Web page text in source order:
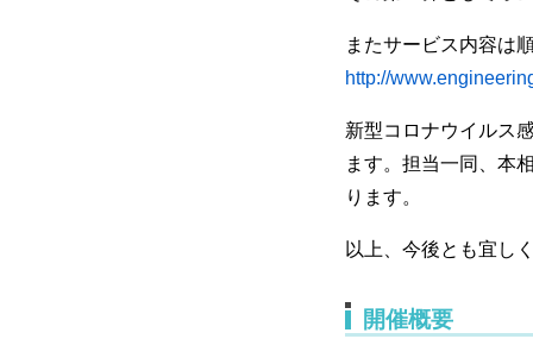
またサービス内容は
http://
新型コロナウイルス
ます。担当一同、本
ります。
以上、今後とも宜し
開催概要